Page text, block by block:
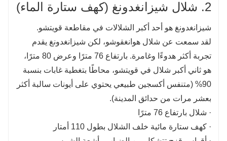
2. شلال شيزانغدونغ (كهف ستارة الماء)
شيزانغدونغ هو أحد أكبر الشلالات في مقاطعة قويتشو.
لقد سمعت عن شلال هوانغقوشو، لكن شيزانغدونغ يقدم
تجربة أكثر هدوءًا وغامرة. بارتفاع 76 مترًا وعرض 80 مترًا،
هو ثاني أكبر شلال في قويتشو، محاطًا بتغطية غابات بنسبة
90% (متنفس أكسجين طبيعي يحتوي على أيونات سالبة أكثر
بعشر مرات من حدائق المدينة).
· شلال بارتفاع 76 مترًا
· كهف ستارة مائية خلف الشلال بطول 110 أمتار